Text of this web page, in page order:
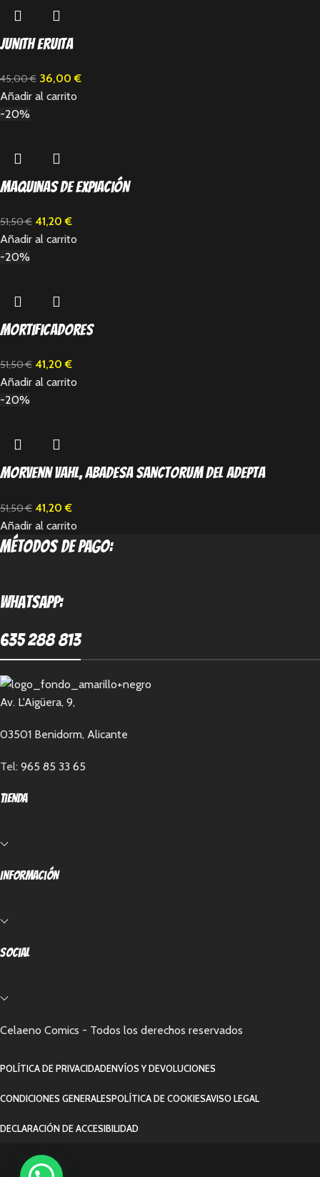
Junith Eruita
45,00€ 36,00€
Añadir al carrito
-20%
Maquinas de expiación
51,50€ 41,20€
Añadir al carrito
-20%
Mortificadores
51,50€ 41,20€
Añadir al carrito
-20%
Morvenn Vahl, Abadesa Sanctorum del Adepta
51,50€ 41,20€
Añadir al carrito
métodos de pago:
Whatsapp:
635 288 813
Av. L'Aigüera, 9,
03501 Benidorm, Alicante
Tel: 965 85 33 65
Tienda
Información
Social
Celaeno Comics - Todos los derechos reservados
POLÍTICA DE PRIVACIDADENVÍOS Y DEVOLUCIONES
CONDICIONES GENERALESPOLÍTICA DE COOKIESAVISO LEGAL
DECLARACIÓN DE ACCESIBILIDAD